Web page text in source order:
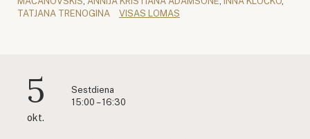
TATJANA TRENOGINA
VISAS LOMAS
5
okt.
Sestdiena
15:00 – 16:30